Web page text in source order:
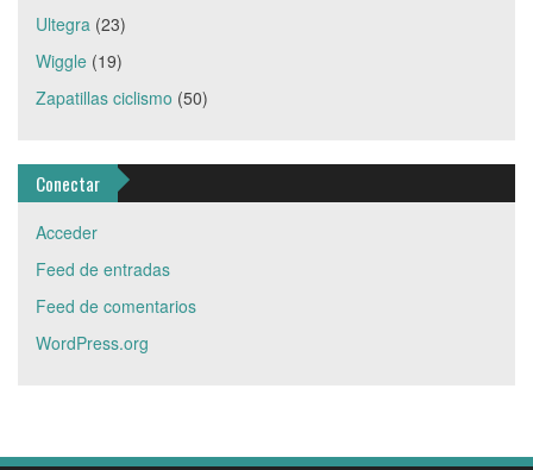
Ultegra (23)
Wiggle (19)
Zapatillas ciclismo (50)
Conectar
Acceder
Feed de entradas
Feed de comentarios
WordPress.org